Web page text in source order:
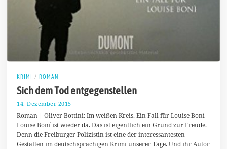
KRIMI / ROMAN
Sich dem Tod entgegenstellen
14. Dezember 2015
.
J
a
n
Roman | Oliver Bottini: Im weißen Kreis. Ein Fall für Louise Boní
Louise Boní ist wieder da. Das ist eigentlich ein Grund zur Freude.
Denn die Freiburger Polizistin ist eine der interessantesten
Gestalten im deutschsprachigen Krimi unserer Tage. Und ihr Autor